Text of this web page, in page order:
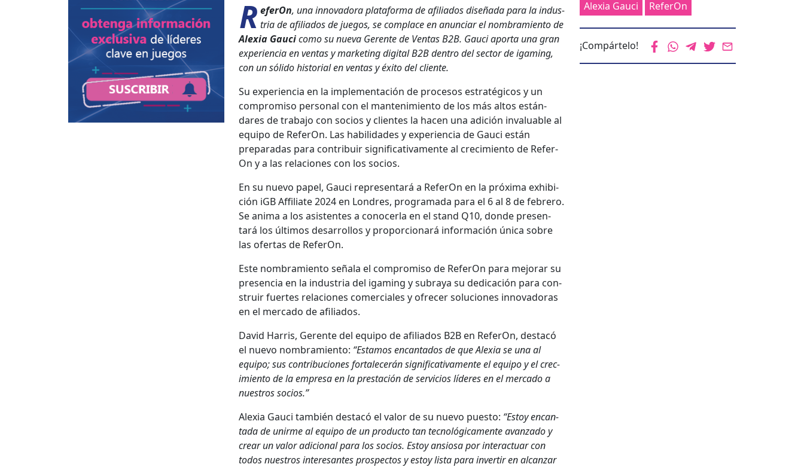
R efer­On, una inno­vado­ra platafor­ma de afil­i­a­dos dis­eña­da para la indus­
tria de afil­i­a­dos de jue­gos, se com­place en anun­ciar el nom­bramien­to de
Alex­ia Gau­cicomo su nue­va Ger­ente de Ven­tas B2B. Gau­ci apor­ta una gran
expe­ri­en­cia en ven­tas y mar­ket­ing dig­i­tal B2B den­tro del sec­tor de igam­ing,
con un sóli­do his­to­r­i­al en ven­tas y éxi­to del cliente.
Su expe­ri­en­cia en la imple­mentación de pro­ce­sos estratégi­cos y un
com­pro­miso per­son­al con el man­ten­imien­to de los más altos están­
dares de tra­ba­jo con socios y clientes la hacen una adi­ción invalu­able al
equipo de Refer­On. Las habil­i­dades y expe­ri­en­cia de Gau­ci están
preparadas para con­tribuir sig­ni­fica­ti­va­mente al crec­imien­to de Refer­
On y a las rela­ciones con los socios.
En su nue­vo papel, Gau­ci rep­re­sen­tará a Refer­On en la próx­i­ma exhibi­
ción iGB Affil­i­ate 2024 en Lon­dres, pro­gra­ma­da para el 6 al 8 de febrero.
Se ani­ma a los asis­tentes a cono­cer­la en el stand Q10, donde pre­sen­
tará los últi­mos desar­rol­los y pro­por­cionará infor­ma­ción úni­ca sobre
las ofer­tas de Refer­On.
Este nom­bramien­to señala el com­pro­miso de Refer­On para mejo­rar su
pres­en­cia en la indus­tria del igam­ing y sub­raya su ded­i­cación para con­
stru­ir fuertes rela­ciones com­er­ciales y ofre­cer solu­ciones inno­vado­ras
en el mer­ca­do de afil­i­a­dos.
David Har­ris, Ger­ente del equipo de afil­i­a­dos B2B en Refer­On, destacó
el nue­vo nom­bramien­to: “Esta­mos encan­ta­dos de que Alex­ia se una al
equipo; sus con­tribu­ciones for­t­ale­cerán sig­ni­fica­ti­va­mente el equipo y el crec­
imien­to de la empre­sa en la prestación de ser­vi­cios líderes en el mer­ca­do a
nue­stros socios.”
Alex­ia Gau­ci tam­bién destacó el val­or de su nue­vo puesto: “Estoy encan­
ta­da de unirme al equipo de un pro­duc­to tan tec­nológi­ca­mente avan­za­do y
crear un val­or adi­cional para los socios. Estoy ansiosa por inter­ac­tu­ar con
todos nue­stros intere­santes prospec­tos y estoy lista para inver­tir en alcan­zar
Alexia Gauci ReferOn
¡Compártelo!